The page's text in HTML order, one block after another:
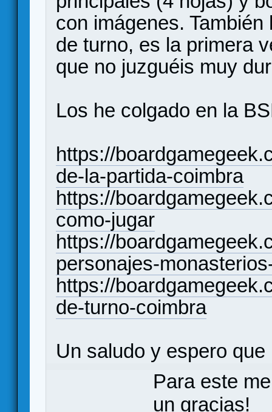
con imágenes.
de turno, es la primera
que no juzguéis muy
Los he colgado en la
https://
de-la-partida-coimbra
https://
como-jugar
https://
personajes-
https://
de-turno-coimbra
Un saludo y espero
Para este
un gracias!